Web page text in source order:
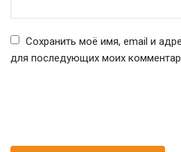
Сохранить моё имя, email и
для последующих моих